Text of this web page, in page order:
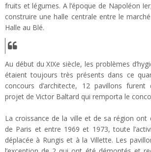
fruits et légumes. A l’époque de Napoléon
construire une halle centrale entre le
Halle au Blé.
Au début du XIXe siècle, les problèmes
étaient toujours très présents dans ce
concours d’architecte, 12 pavillons
projet de Victor Baltard qui remporta le
La croissance de la ville et de sa région ont
de Paris et entre 1969 et 1973, toute
déplacée à Rungis et à la Villette. Les